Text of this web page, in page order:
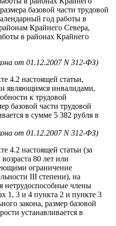
базовой части трудовой
год работы в
Крайнего Севера,
в районах Крайнего
от 01.12.2007 N 312-ФЗ)
4.2 настоящей статьи,
являющимся инвалидами,
к трудовой
базовой части трудовой
в сумме 5 382 рубля в
от 01.12.2007 N 312-ФЗ)
4.2 настоящей статьи (за
80 лет или
ограничение
III степени), на
нетрудоспособные члены
1, 3 и 4 пункта 2 и пункте 3
закона, размер базовой
устанавливается в